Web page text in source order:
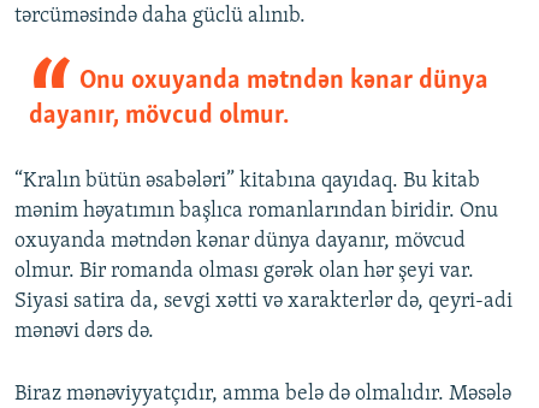
tərcüməsində daha güclü alınıb.
Onu oxuyanda mətndən kənar dünya
dayanır, mövcud olmur.
“Kralın bütün əsabələri” kitabına qayıdaq. Bu kitab
mənim həyatımın başlıca romanlarından biridir. Onu
oxuyanda mətndən kənar dünya dayanır, mövcud
olmur. Bir romanda olması gərək olan hər şeyi var.
Siyasi satira da, sevgi xətti və xarakterlər də, qeyri-adi
mənəvi dərs də.
Biraz mənəviyyatçıdır, amma belə də olmalıdır. Məsələ